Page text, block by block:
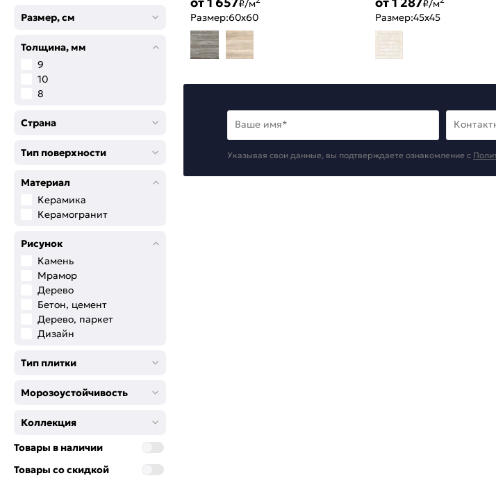
Светло-коричневый
Размер, см
Толщина, мм
9
10
8
Страна
Тип поверхности
Материал
Керамика
Керамогранит
Рисунок
Камень
Мрамор
Дерево
Бетон, цемент
Дерево, паркет
Дизайн
Тип плитки
Морозоустойчивость
Коллекция
Товары в наличии
Товары со скидкой
₽/м
Размер:60x60
₽/м
Размер:45x45
Ваше имя*
Указывая свои данные, вы подтверждаете ознакомление c